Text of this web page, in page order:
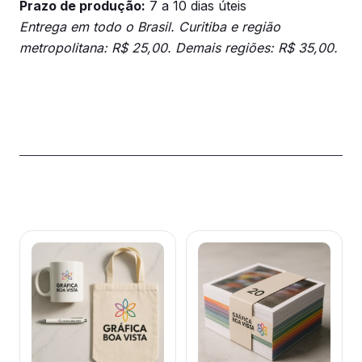
Prazo de produção: 7 a 10 dias úteis
Entrega em todo o Brasil. Curitiba e região
metropolitana: R$ 25,00. Demais regiões: R$ 35,00.
Este
produto
tem
várias
Este
produto
tem
várias
variantes.